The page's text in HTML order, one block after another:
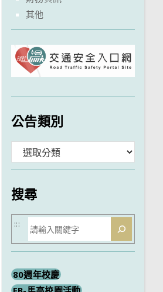
其他
公告類別
類
搜尋
搜
尋
:::
80週年校慶